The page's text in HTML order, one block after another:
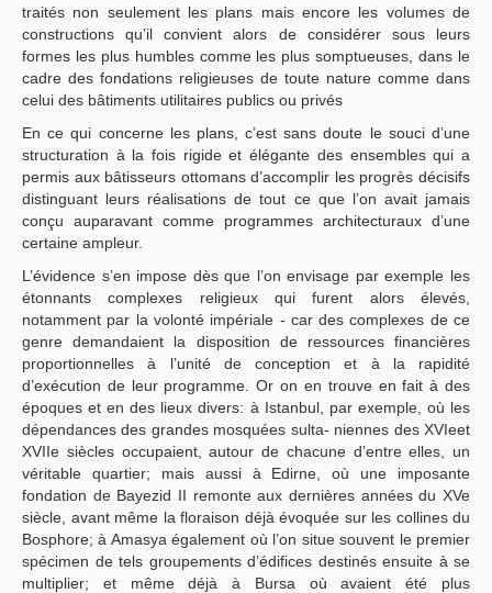
traités non seulement les plans mais encore les volumes de
constructions qu’il convient alors de considérer sous leurs
formes les plus humbles comme les plus somptueuses, dans le
cadre des fondations religieuses de toute nature comme dans
celui des bâtiments utilitaires publics ou privés
En ce qui concerne les plans, c’est sans doute le souci d’une
structuration à la fois rigide et élégante des ensembles qui a
permis aux bâtisseurs ottomans d’accomplir les progrès décisifs
distinguant leurs réalisations de tout ce que l’on avait jamais
conçu auparavant comme programmes architecturaux d’une
certaine ampleur.
L’évidence s’en impose dès que l’on envisage par exemple les
étonnants complexes religieux qui furent alors élevés,
notamment par la volonté impériale - car des complexes de ce
genre demandaient la disposition de ressources financières
proportionnelles à l’unité de conception et à la rapidité
d’exécution de leur programme. Or on en trouve en fait à des
époques et en des lieux divers: à Istanbul, par exemple, où les
dépendances des grandes mosquées sulta- niennes des XVIeet
XVIIe siècles occupaient, autour de chacune d’entre elles, un
véritable quartier; mais aussi à Edirne, où une imposante
fondation de Bayezid II remonte aux dernières années du XVe
siècle, avant même la floraison déjà évoquée sur les collines du
Bosphore; à Amasya également où l’on situe souvent le premier
spécimen de tels groupements d’édifices destinés ensuite à se
multiplier; et même déjà à Bursa où avaient été plus